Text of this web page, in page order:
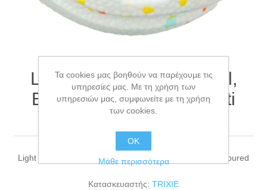
Light & Strong, rugby ball,
EPS, 12.5 cm, white/multi
coloured
Light & Strong, rugby ball, EPS, 12.5 cm, white/multi coloured
Κατασκευαστής: TRIXIE
Τα cookies μας βοηθούν να παρέχουμε τις
υπηρεσίες μας. Με τη χρήση των
υπηρεσιών μας, συμφωνείτε με τη χρήση
των cookies.
ΟΚ
Μάθε περισσότερα